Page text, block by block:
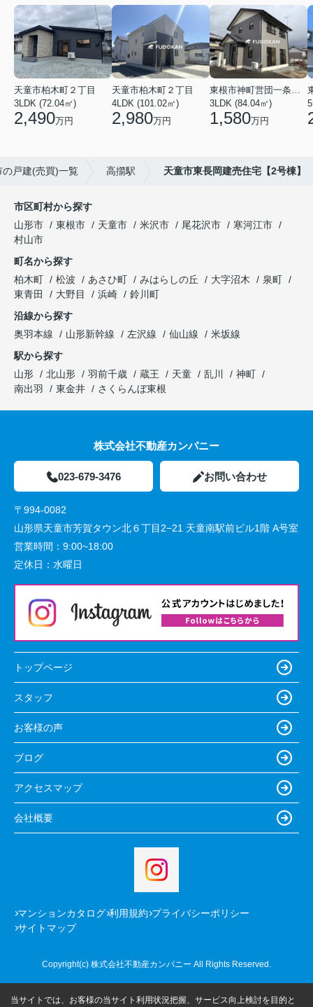
天童市柏木町２丁目
3LDK (72.04㎡)
2,490万円
天童市柏木町２丁目
4LDK (101.02㎡)
2,980万円
東根市神町営団一条通り
3LDK (84.04㎡)
1,580万円
の戸建(売買)一覧 高擶駅 天童市東長岡建売住宅【2号棟】
市区町村から探す
山形市
東根市 天童市 米沢市 尾花沢市
寒河江市
村山市
町名から探す
柏木町
松波 あさひ町 みはらしの丘 大字沼木
泉町
東青田
大野目 浜崎
鈴川町
沿線から探す
奥羽本線
山形新幹線 左沢線 仙山線
米坂線
駅から探す
山形
北山形 羽前千歳 蔵王 天童 乱川
神町
南出羽
東金井 さくらんぼ東根
株式会社不動産カンパニー
023-679-3476 お問い合わせ
〒994-0082
山形県天童市芳賀タウン北６丁目2−21 天童南駅前ビル1階 A号室
営業時間： 9:00~18:00
定休日： 水曜日
トップページ
スタッフ
お客様の声
ブログ
アクセスマップ
会社概要
マンションカタログ 利用規約 プライバシーポリシー
サイトマップ
Copyright(c) 株式会社不動産カンパニー All Rights Reserved.
当サイトでは、お客様の当サイト利用状況把握、サービス向上検討を目的と